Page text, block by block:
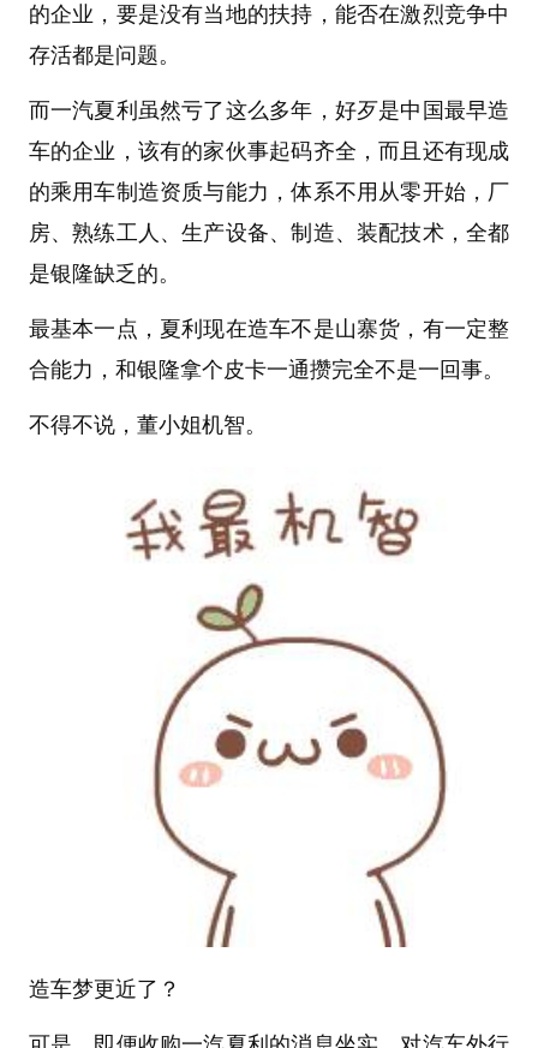
的企业，要是没有当地的扶持，能否在激烈竞争中
存活都是问题。
而一汽夏利虽然亏了这么多年，好歹是中国最早造
车的企业，该有的家伙事起码齐全，而且还有现成
的乘用车制造资质与能力，体系不用从零开始，厂
房、熟练工人、生产设备、制造、装配技术，全都
是银隆缺乏的。
最基本一点，夏利现在造车不是山寨货，有一定整
合能力，和银隆拿个皮卡一通攒完全不是一回事。
不得不说，董小姐机智。
造车梦更近了？